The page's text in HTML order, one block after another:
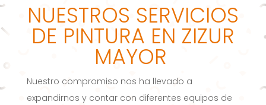
NUESTROS SERVICIOS
DE PINTURA EN ZIZUR
MAYOR
Nuestro compromiso nos ha llevado a
expandirnos y contar con diferentes equipos de